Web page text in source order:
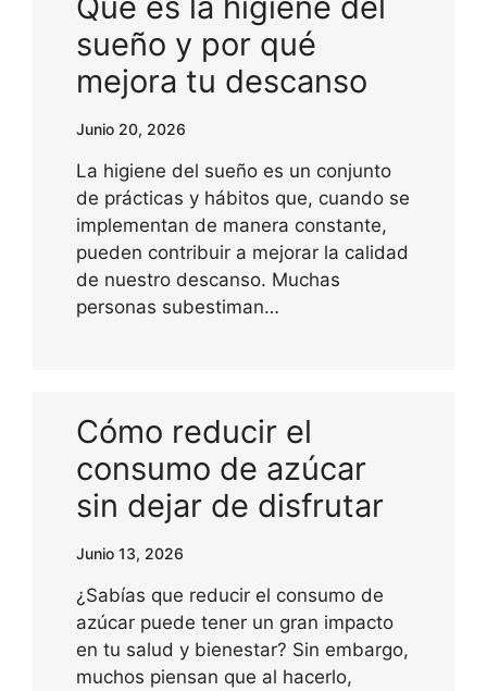
sueño y por qué
mejora tu descanso
Junio 20, 2026
La higiene del sueño es un conjunto
de prácticas y hábitos que, cuando se
implementan de manera constante,
pueden contribuir a mejorar la calidad
de nuestro descanso. Muchas
personas subestiman…
Cómo reducir el
consumo de azúcar
sin dejar de disfrutar
Junio 13, 2026
¿Sabías que reducir el consumo de
azúcar puede tener un gran impacto
en tu salud y bienestar? Sin embargo,
muchos piensan que al hacerlo,